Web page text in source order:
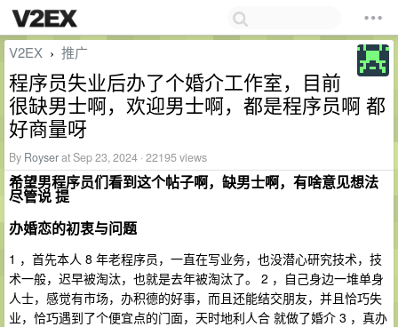
V2EX › 推广
程序员失业后办了个婚介工作室，目前
很缺男士啊，欢迎男士啊，都是程序员啊 都
好商量呀
By Royserat Sep 23, 2024 · 22195 views
希望男程序员们看到这个帖子啊，缺男士啊，有啥意见想法
尽管说 提
办婚恋的初衷与问题
1 ，首先本人 8 年老程序员，一直在写业务，也没潜心研究技术，技
术一般，迟早被淘汰，也就是去年被淘汰了。 2 ，自己身边一堆单身
人士，感觉有市场，办积德的好事，而且还能结交朋友，并且恰巧失
业，恰巧遇到了个便宜点的门面，天时地利人合 就做了婚介 3 ，真办